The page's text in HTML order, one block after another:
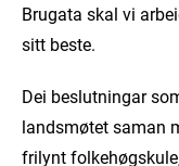
Brugata skal vi
sitt beste.
Dei beslutningar
landsmøtet saman
frilynt